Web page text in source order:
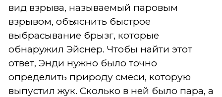
вид взрыва, называемый паровым
взрывом, объяснить быстрое
выбрасывание брызг, которые
обнаружил Эйснер. Чтобы найти этот
ответ, Энди нужно было точно
определить природу смеси, которую
выпустил жук. Сколько в ней было пара, а